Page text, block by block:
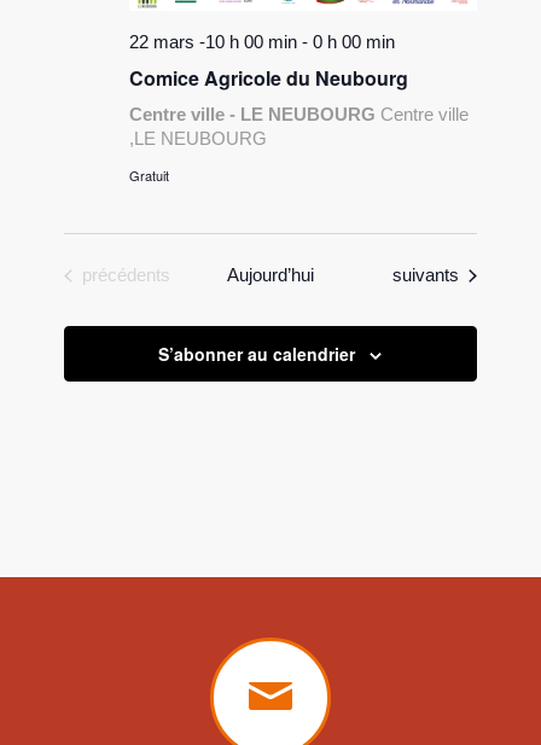
22 mars -10 h 00 min -0 h 00 min
Comice Agricole du Neubourg
Centre ville - LE NEUBOURG Centre ville
,LE NEUBOURG
Gratuit
Évènements
précédents Aujourd’hui Évènements
suivants
S’abonner au calendrier